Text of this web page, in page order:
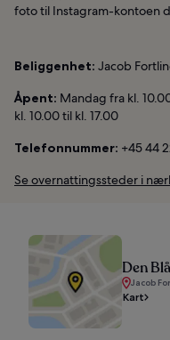
foto til Instagram-kontoen
Beliggenhet: Jacob
Åpent: Mandag fra kl.
kl. 10.00 til kl. 17.00
Telefonnummer: +45 44
Se overnattingssteder i
Den
Jacob
Kart